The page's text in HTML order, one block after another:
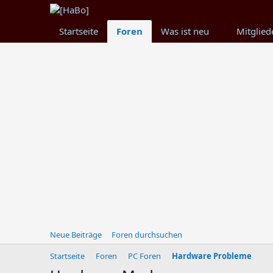
Startseite Foren Was ist neu
Neue Beiträge
Foren durchsuchen
Startseite
Foren PC Foren Hardware Probleme